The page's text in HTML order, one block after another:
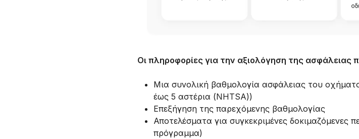
Οι πληροφορίες για την αξιολόγηση της ασφάλειας
Μια συνολική βαθμολογία ασφάλειας του
έως 5 αστέρια (NHTSA))
Επεξήγηση της παρεχόμενης βαθμολογίας
Αποτελέσματα για συγκεκριμένες δοκιμαζόμενες
πρόγραμμα)